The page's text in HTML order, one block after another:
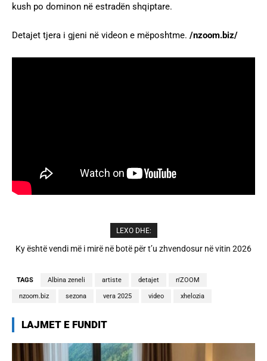
kush po dominon në estradën shqiptare.
Detajet tjera i gjeni në videon e mëposhtme. /nzoom.biz/
LEXO DHE:
A është prishur miqësia mes Selin dhe Kristit? Veprimi i fundit i ish-
TAGS Albina zeneli artiste detajet n'ZOOM
nzoom.biz sezona vera 2025 video xhelozia
LAJMET E FUNDIT